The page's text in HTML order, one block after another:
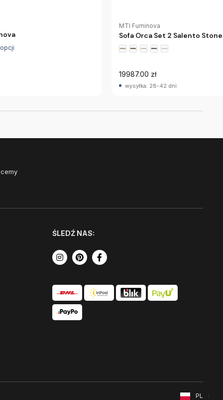
MTI Furninova
Sofa Orca Set 2 Salento
19987.00 zł
wysyłka: 28-42 dni
ŚLEDŹ NAS:
PL